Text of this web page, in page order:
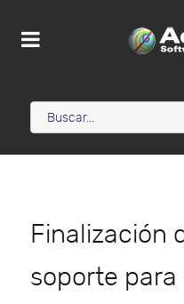
Finalización
soporte para